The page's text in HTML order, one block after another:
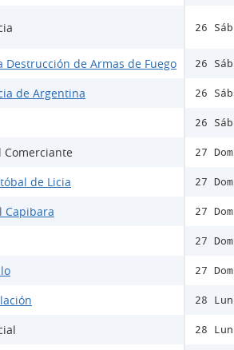
de Armas de Fuego
de Argentina
Comerciante
de Licia
Capibara
26 Sáb
26 Sáb
26 Sáb
26 Sáb
27 Dom
27 Dom
27 Dom
27 Dom
27 Dom
28 Lun
28 Lun